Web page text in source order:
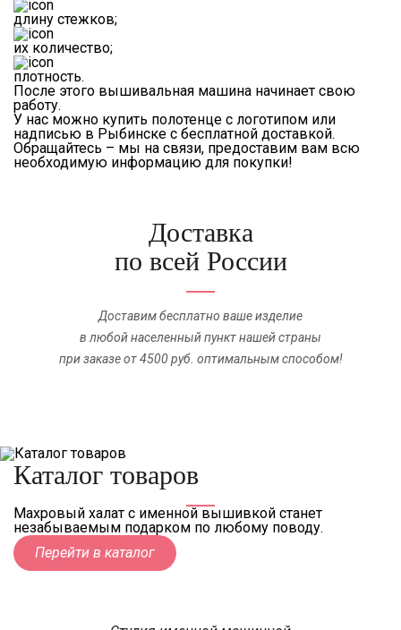
длину стежков;
их количество;
плотность.
После этого вышивальная машина начинает свою
работу.
У нас можно купить полотенце с логотипом или
надписью в Рыбинске с бесплатной доставкой.
Обращайтесь – мы на связи, предоставим вам всю
необходимую информацию для покупки!
Доставка
по всей России
Доставим бесплатно ваше изделие
в любой населенный пункт нашей страны
при заказе от 4500 руб. оптимальным способом!
Каталог товаров
Махровый халат с именной вышивкой станет
незабываемым подарком по любому поводу.
Перейти в каталог